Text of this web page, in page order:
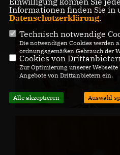
Informationen finden Sie in
Datenschutzerklärung.
Technisch notwendige
Die notwendigen Cookies werden
ordnungsgemäßen Gebrauch der
Cookies von
Zur Optimierung unserer
Angebote von Drittanbietern ein.
Alle akzeptieren Auswahl